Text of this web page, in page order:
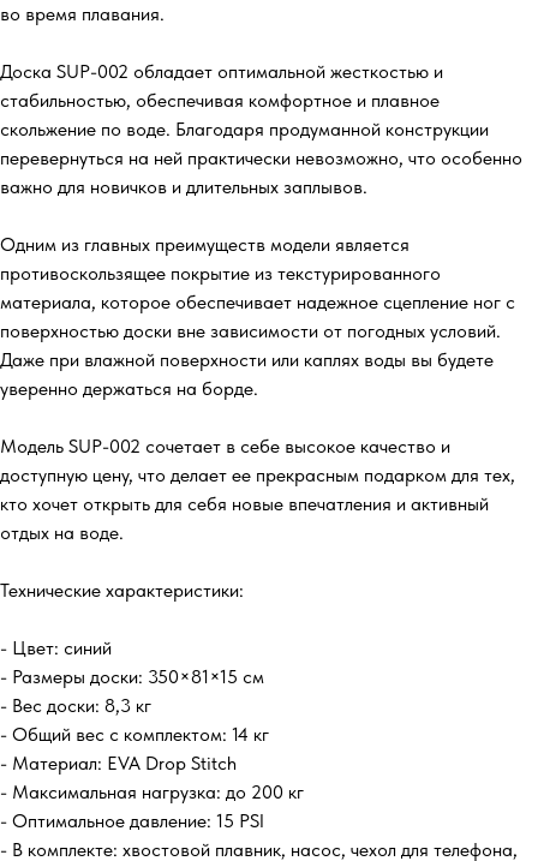
во время плавания.
Доска SUP-002 обладает оптимальной жесткостью и
стабильностью, обеспечивая комфортное и плавное
скольжение по воде. Благодаря продуманной конструкции
перевернуться на ней практически невозможно, что особенно
важно для новичков и длительных заплывов.
Одним из главных преимуществ модели является
противоскользящее покрытие из текстурированного
материала, которое обеспечивает надежное сцепление ног с
поверхностью доски вне зависимости от погодных условий.
Даже при влажной поверхности или каплях воды вы будете
уверенно держаться на борде.
Модель SUP-002 сочетает в себе высокое качество и
доступную цену, что делает ее прекрасным подарком для тех,
кто хочет открыть для себя новые впечатления и активный
отдых на воде.
Технические характеристики:
- Цвет: синий
- Размеры доски: 350×81×15 см
- Вес доски: 8,3 кг
- Общий вес с комплектом: 14 кг
- Материал: EVA Drop Stitch
- Максимальная нагрузка: до 200 кг
- Оптимальное давление: 15 PSI
- В комплекте: хвостовой плавник, насос, чехол для телефона,